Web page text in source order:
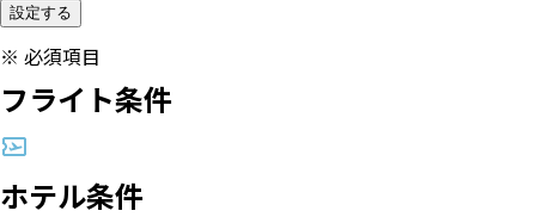
設定する
※ 必須項目
フライト条件
ホテル条件